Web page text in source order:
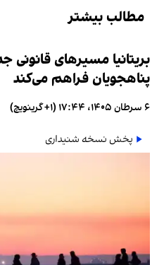
مطالب بیشتر
بریتانیا مسیرهای قانونی
پناهجویان فراهم می‌کند
۶ سرطان ۱۴۰۵، ۱۷:۴۴ (‎+۱ گرینویچ)
پخش نسخه شنیداری